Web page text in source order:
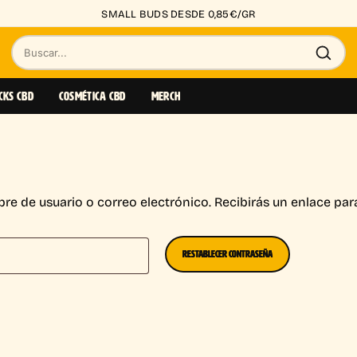
SMALL BUDS DESDE 0,85€/GR
BUSCAR
PRODUCTOS
CBD COSMÉTICA CBD MERCH
de usuario o correo electrónico. Recibirás un enlace
RESTABLECER CONTRASEÑA